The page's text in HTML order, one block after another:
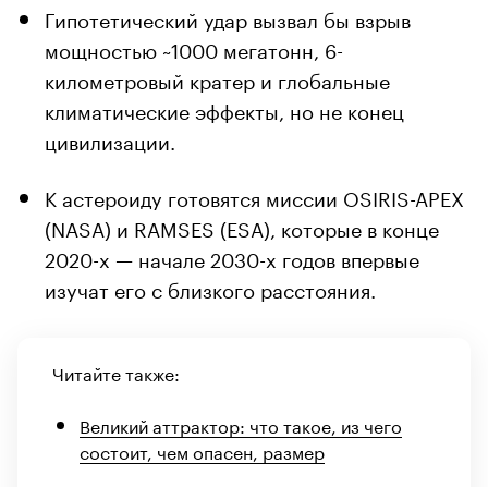
Гипотетический удар вызвал бы взрыв
мощностью ~1000 мегатонн, 6-
километровый кратер и глобальные
климатические эффекты, но не конец
цивилизации.
К астероиду готовятся миссии OSIRIS-APEX
(NASA) и RAMSES (ESA), которые в конце
2020-х — начале 2030-х годов впервые
изучат его с близкого расстояния.
Читайте также:
Великий аттрактор: что такое, из чего
состоит, чем опасен, размер